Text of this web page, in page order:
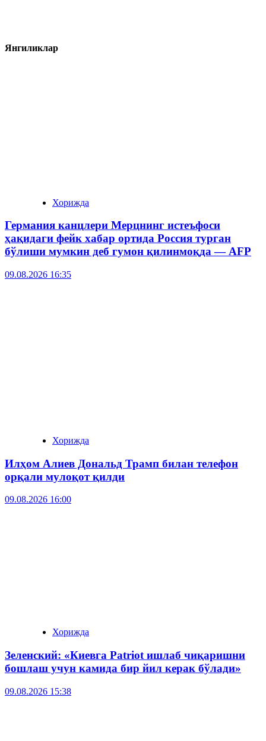
Янгиликлар
Хорижда
Германия канцлери Мерцнинг истеъфоси
ҳақидаги фейк хабар ортида Россия турган
бўлиши мумкин деб гумон қилинмоқда — AFP
09.08.2026 16:35
Хорижда
Илҳом Алиев Дональд Трамп билан телефон
орқали мулоқот қилди
09.08.2026 16:00
Хорижда
Зеленский: «Киевга Patriot ишлаб чиқаришни
бошлаш учун камида бир йил керак бўлади»
09.08.2026 15:38